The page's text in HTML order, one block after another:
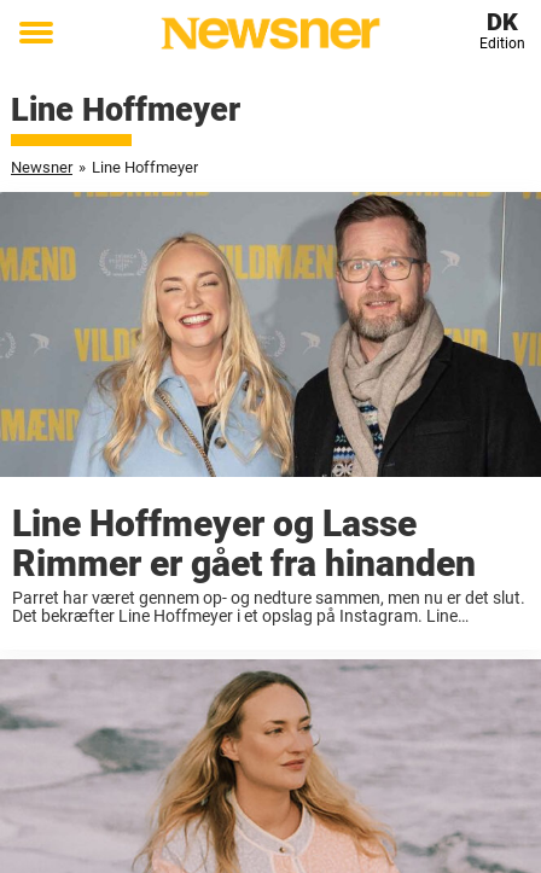
Toggle
DK
Edition
Line Hoffmeyer
Newsner » Line Hoffmeyer
Line Hoffmeyer og Lasse
Rimmer er gået fra hinanden
Parret har været gennem op- og nedture sammen, men nu er det slut.
Det bekræfter Line Hoffmeyer i et opslag på Instagram. Line